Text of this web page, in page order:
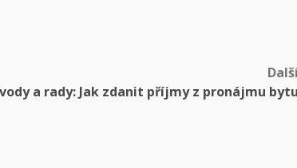
a rady: Jak zdanit příjmy z pronájmu